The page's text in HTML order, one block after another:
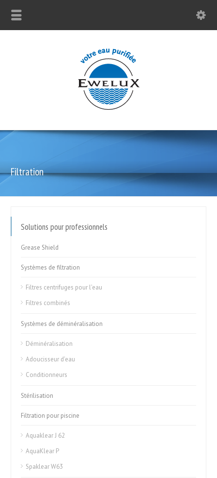
Filtration
Solutions pour professionnels
Grease Shield
Systèmes de filtration
Filtres centrifuges pour l’eau
Filtres combinés
Systèmes de déminéralisation
Déminéralisation
Adoucisseur d’eau
Conditionneurs
Stérilisation
Filtration pour piscine
Aquaklear J 62
AquaKlear P
Spaklear W63